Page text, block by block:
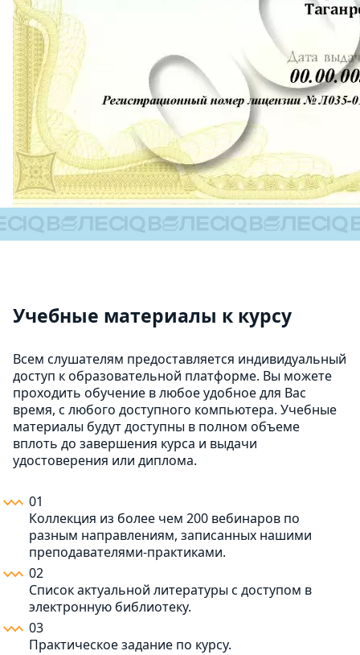
Учебные материалы к курсу
Всем слушателям предоставляется индивидуальный
доступ к образовательной платформе. Вы можете
проходить обучение в любое удобное для Вас
время, с любого доступного компьютера. Учебные
материалы будут доступны в полном объеме
вплоть до завершения курса и выдачи
удостоверения или диплома.
01
Коллекция из более чем 200 вебинаров по
разным направлениям, записанных нашими
преподавателями-практиками.
02
Список актуальной литературы с доступом в
электронную библиотеку.
03
Практическое задание по курсу.